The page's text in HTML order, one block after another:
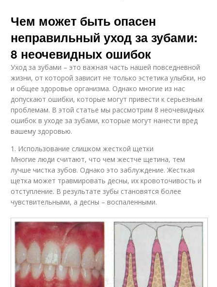
Чем может быть опасен
неправильный уход за зубами:
8 неочевидных ошибок
Уход за зубами – это важная часть нашей повседневной
жизни, от которой зависит не только эстетика улыбки, но
и общее здоровье организма. Однако многие из нас
допускают ошибки, которые могут привести к серьезным
проблемам. В этой статье мы рассмотрим 8 неочевидных
ошибок в уходе за зубами, которые могут нанести вред
вашему здоровью.
1. Использование слишком жесткой щетки
Многие люди считают, что чем жестче щетина, тем
лучше чистка зубов. Однако это заблуждение. Жесткая
щетка может травмировать десны, их кровоточивость и
отступление. В результате зубы становятся более
чувствительными, а десны – воспаленными.